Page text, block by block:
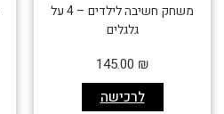
משחק חשיבה לילדים – 4 על
גלגלים
לרכישה
145.00 ₪